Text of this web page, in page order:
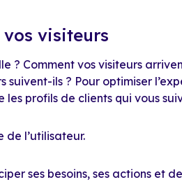
vos visiteurs
? Comment vos visiteurs
suivent-ils ? Pour optimiser
profils de clients qui vous
de l’utilisateur.
ses besoins, ses actions et